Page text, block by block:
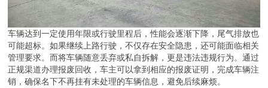
车辆达到一定使用年限或行驶里程后，性能会逐渐下降，尾气排放也
可能超标。如果继续上路行驶，不仅存在安全隐患，还可能面临相关
管理要求。而将车辆随意丢弃或私自拆解，更是违法违规行为。通过
正规渠道办理报废回收，车主可以拿到相应的报废证明，完成车辆注
销，确保名下不再挂有未处理的车辆信息，避免后续麻烦。